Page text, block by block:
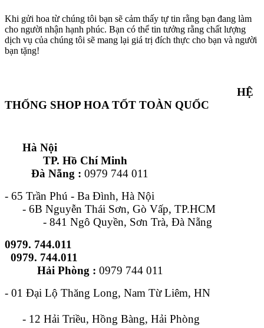
Khi gửi hoa từ chúng tôi bạn sẽ cảm thấy tự tin rằng bạn đang làm
cho người nhận hạnh phúc. Bạn có thể tin tưởng rằng chất lượng
dịch vụ của chúng tôi sẽ mang lại giá trị đích thực cho bạn và người
bạn tặng!
HỆ
THỐNG SHOP HOA TỐT TOÀN QUỐC
Hà Nội
TP. Hồ Chí Minh
Đà Nẵng : 0979 744 011
- 65 Trần Phú - Ba Đình, Hà Nội
- 6B Nguyễn Thái Sơn, Gò Vấp, TP.HCM
- 841 Ngô Quyền, Sơn Trà, Đà Nẵng
0979. 744.011
0979. 744.011
Hải Phòng : 0979 744 011
- 01 Đại Lộ Thăng Long, Nam Từ Liêm, HN
- 12 Hải Triều, Hồng Bàng, Hải Phòng